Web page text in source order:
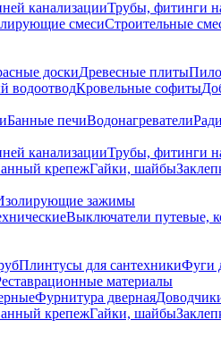
канализацииТрубы, фитинги
смесиСтроительные
доскиДревесные плиты
водоотводКровельные софиты
Банные печиВодонагреватели
канализацииТрубы, фитинги
крепежГайки, шайбы
зажимы
Выключатели путевые,
Плинтусы для сантехникиФуги
материалы
Фурнитура дверная
крепежГайки, шайбы